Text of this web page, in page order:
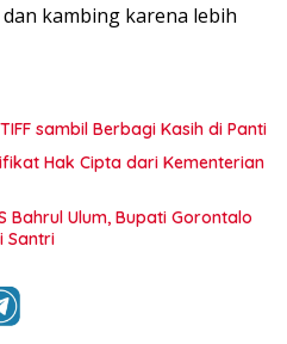
kambing karena lebih
sambil Berbagi Kasih di Panti
Hak Cipta dari Kementerian
Bahrul Ulum, Bupati Gorontalo
Santri